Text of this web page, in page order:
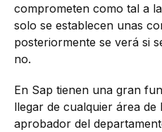
comprometen como tal a
solo se establecen unas
posteriormente se verá si
no.
En Sap tienen una gran
llegar de cualquier área
aprobador del